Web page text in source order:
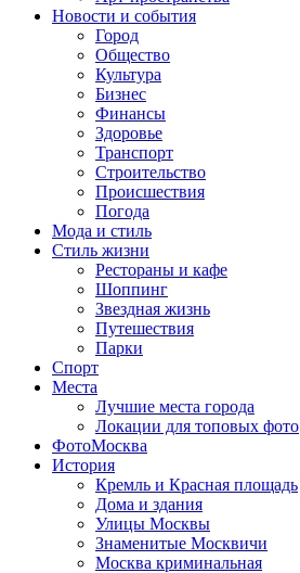
Новости и события
Город
Общество
Культура
Бизнес
Финансы
Здоровье
Транспорт
Строительство
Происшествия
Погода
Мода и стиль
Стиль жизни
Рестораны и кафе
Шоппинг
Звездная жизнь
Путешествия
Парки
Спорт
Места
Лучшие места города
Локации для топовых фото
ФотоМосква
История
Кремль и Красная площадь
Дома и здания
Улицы Москвы
Знаменитые Москвичи
Москва криминальная